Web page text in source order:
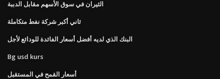
الثيران في سوق الأسهم مقابل الدببة
ثاني أكبر شركة نفط متكاملة
البنك الذي لديه أفضل أسعار الفائدة للودائع لأجل
Bg usd kurs
أسعار القمح في المستقبل